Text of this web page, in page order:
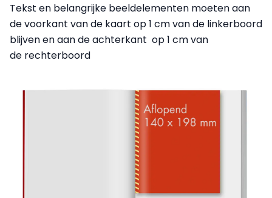
Tekst en belangrijke beeldelementen moeten aan
de voorkant van de kaart op 1 cm van de linkerboord
blijven en aan de achterkant op 1 cm van
de rechterboord